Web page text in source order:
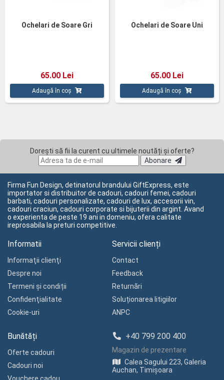
Ochelari de Soare Gri
65.00 Lei
Adaugă în coș
Ochelari de Soare Uni
65.00 Lei
Adaugă în coș
Dorești să fii la curent cu ultimele noutăți și oferte?
Abonare
Firma Fun Design, detinatorul brandului GiftExpress, este
importator si distribuitor de cadouri, cadouri femei, cadouri
barbati, cadouri personalizate, cadouri de lux, accesorii vin,
cadouri craciun, cadouri corporate si bijuterii din argint. Avand
o experienta de peste 19 ani in domeniu, ofera calitate
ireprosabila la preturi competitive.
Informatii
Informaţii clienţi
Despre noi
Termeni și condiții
Confidenţialitate
Cookie-uri
Servicii clienți
Contact
Feedback
Returnări
Soluționarea litigiilor
ANPC
Bunătăți
Oferte cadouri
Cadouri noi
+40 799 200 400
Magazin de prezentare
Calea Sagului 223, Galeria
Auchan, Timișoara